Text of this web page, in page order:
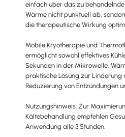
einfach über das zu
Wärme nicht punktuell ab,
die therapeutische Wirkung
Mobile Kryotherapie und
ermöglicht sowohl effektives
Sekunden in der Mikrowelle,
praktische Lösung zur Linderung
Reduzierung von Entzündungen
Nutzungshinweis: Zur
Kältebehandlung empfehlen
Anwendung alle 3 Stunden.